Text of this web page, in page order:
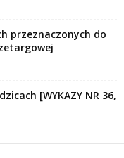
przeznaczonych do
[WYKAZY NR 36,